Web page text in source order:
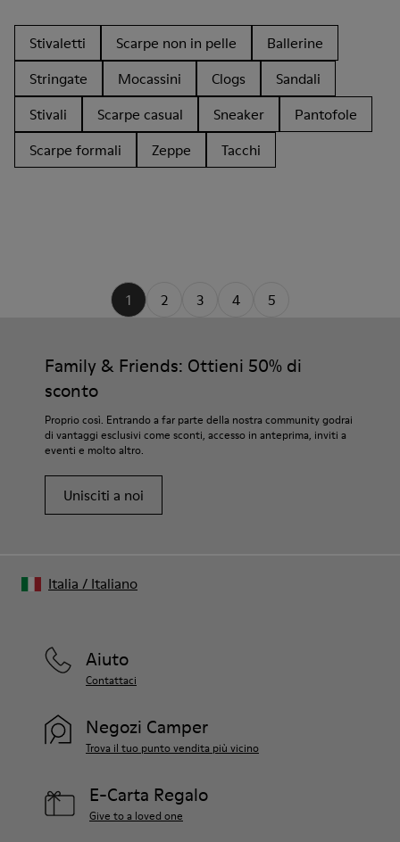
Stivaletti Scarpe non in pelle
Ballerine
Stringate
Mocassini Clogs
Sandali
Stivali
Scarpe casual Sneaker
Pantofole
Scarpe formali
Zeppe Tacchi
1 2 3 4 5
Family & Friends: Ottieni 50% di
sconto
Proprio così. Entrando a far parte della nostra community godrai
di vantaggi esclusivi come sconti, accesso in anteprima, inviti a
eventi e molto altro.
Unisciti a noi
Aiuto
Contattaci
Negozi Camper
Trova il tuo punto vendita più vicino
E-Carta Regalo
Give to a loved one
Italia / Italiano